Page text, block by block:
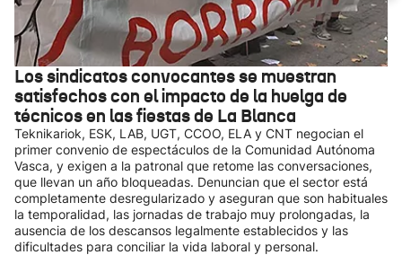
Los sindicatos convocantes se muestran
satisfechos con el impacto de la huelga de
técnicos en las fiestas de La Blanca
Teknikariok, ESK, LAB, UGT, CCOO, ELA y CNT negocian el
primer convenio de espectáculos de la Comunidad Autónoma
Vasca, y exigen a la patronal que retome las conversaciones,
que llevan un año bloqueadas. Denuncian que el sector está
completamente desregularizado y aseguran que son habituales
la temporalidad, las jornadas de trabajo muy prolongadas, la
ausencia de los descansos legalmente establecidos y las
dificultades para conciliar la vida laboral y personal.